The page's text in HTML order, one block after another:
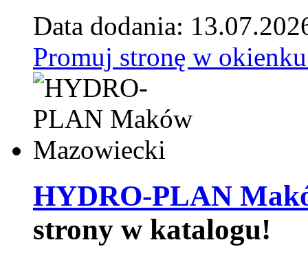
Data dodania:
Promuj stronę w
HYDRO-PLAN
strony w katalogu!